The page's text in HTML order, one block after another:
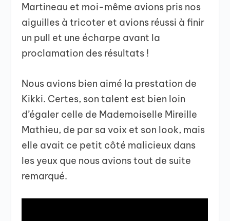
Martineau et moi-même avions pris nos
aiguilles à tricoter et avions réussi à finir
un pull et une écharpe avant la
proclamation des résultats !
Nous avions bien aimé la prestation de
Kikki. Certes, son talent est bien loin
d’égaler celle de Mademoiselle Mireille
Mathieu, de par sa voix et son look, mais
elle avait ce petit côté malicieux dans
les yeux que nous avions tout de suite
remarqué.